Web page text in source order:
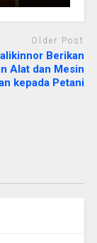
Older Post
Berikan
Alat dan Mesin
kepada Petani